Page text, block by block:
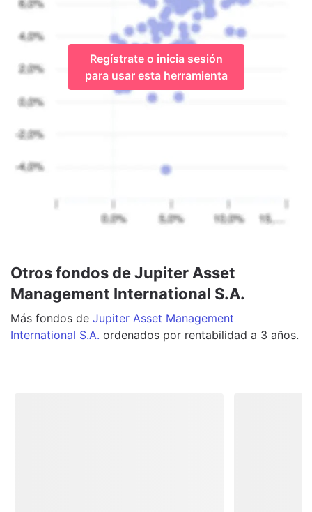
Regístrate o inicia sesión
para usar esta herramienta
Otros fondos de Jupiter Asset
Management International S.A.
Más fondos de Jupiter Asset Management
International S.A. ordenados por rentabilidad a 3 años.